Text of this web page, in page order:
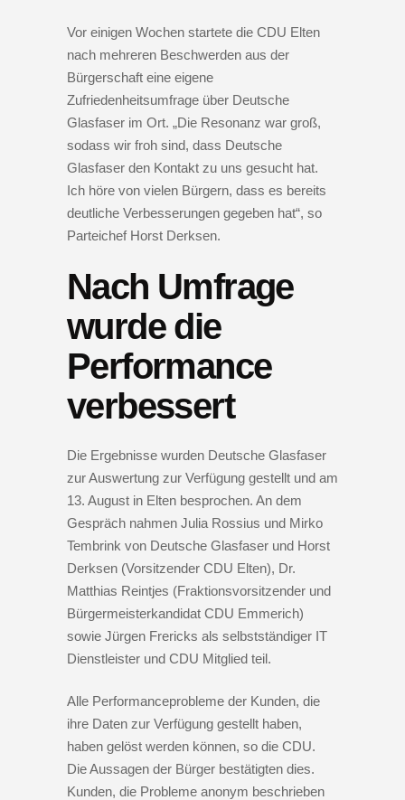
Vor einigen Wochen startete die CDU Elten
nach mehreren Beschwerden aus der
Bürgerschaft eine eigene
Zufriedenheitsumfrage über Deutsche
Glasfaser im Ort. „Die Resonanz war groß,
sodass wir froh sind, dass Deutsche
Glasfaser den Kontakt zu uns gesucht hat.
Ich höre von vielen Bürgern, dass es bereits
deutliche Verbesserungen gegeben hat“, so
Parteichef Horst Derksen.
Nach Umfrage
wurde die
Performance
verbessert
Die Ergebnisse wurden Deutsche Glasfaser
zur Auswertung zur Verfügung gestellt und am
13. August in Elten besprochen. An dem
Gespräch nahmen Julia Rossius und Mirko
Tembrink von Deutsche Glasfaser und Horst
Derksen (Vorsitzender CDU Elten), Dr.
Matthias Reintjes (Fraktionsvorsitzender und
Bürgermeisterkandidat CDU Emmerich)
sowie Jürgen Frericks als selbstständiger IT
Dienstleister und CDU Mitglied teil.
Alle Performanceprobleme der Kunden, die
ihre Daten zur Verfügung gestellt haben,
haben gelöst werden können, so die CDU.
Die Aussagen der Bürger bestätigten dies.
Kunden, die Probleme anonym beschrieben